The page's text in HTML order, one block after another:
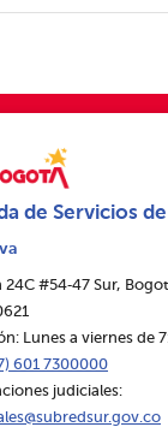
de Servicios de
24C #54‑47 Sur,
Lunes a viernes de
601 7300000
judiciales: